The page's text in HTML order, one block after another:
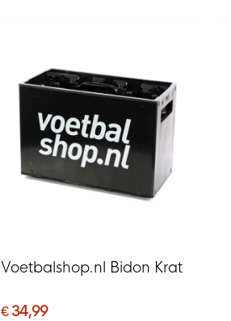
Voetbalshop.nl Bidon Krat
€ 34,99